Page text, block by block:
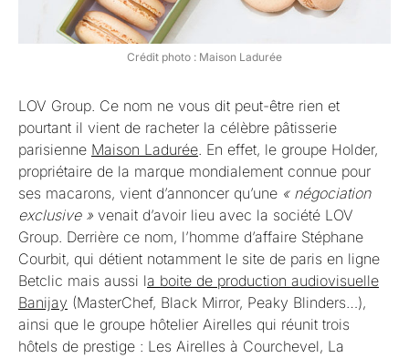
Crédit photo : Maison Ladurée
LOV Group. Ce nom ne vous dit peut-être rien et
pourtant il vient de racheter la célèbre pâtisserie
parisienne Maison Ladurée. En effet, le groupe Holder,
propriétaire de la marque mondialement connue pour
ses macarons, vient d’annoncer qu’une « négociation
exclusive » venait d’avoir lieu avec la société LOV
Group. Derrière ce nom, l’homme d’affaire Stéphane
Courbit, qui détient notamment le site de paris en ligne
Betclic mais aussi la boite de production audiovisuelle
Banijay (MasterChef, Black Mirror, Peaky Blinders…),
ainsi que le groupe hôtelier Airelles qui réunit trois
hôtels de prestige : Les Airelles à Courchevel, La